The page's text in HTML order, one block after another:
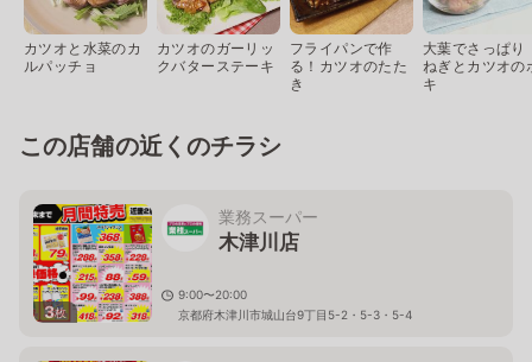
カツオと水菜のカ
ルパッチョ
カツオのガーリッ
クバターステーキ
フライパンで作
る！カツオのたた
き
大葉でさっぱり
ねぎとカツオの
キ
この店舗の近くのチラシ
3枚
業務スーパー
木津川店
9:00〜20:00
京都府木津川市城山台9丁目5-2・5-3・5-4